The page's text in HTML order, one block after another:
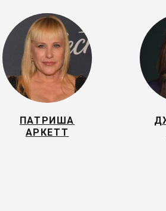
ПАТРИША
АРКЕТТ